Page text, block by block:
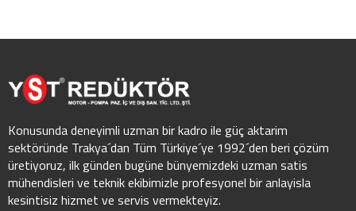
Konusunda deneyimli uzman bir kadro ile güç aktarim
sektöründe Trakya´dan Tüm Türkiye´ye 1992´den beri çözüm
üretiyoruz, ilk günden bugüne bünyemizdeki uzman satis
mühendisleri ve teknik ekibimizle profesyonel bir anlayisla
kesintisiz hizmet ve servis vermekteyiz.